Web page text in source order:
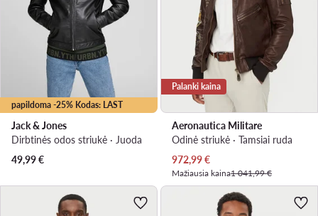
papildoma -25% Kodas: LAST
Jack & Jones
Dirbtinės odos striukė · Juoda
49,99€
Palanki kaina
Aeronautica Militare
Odinė striukė · Tamsiai ruda
Dabartinė kaina
972,99€
Mažiausia kaina1 041,99 €